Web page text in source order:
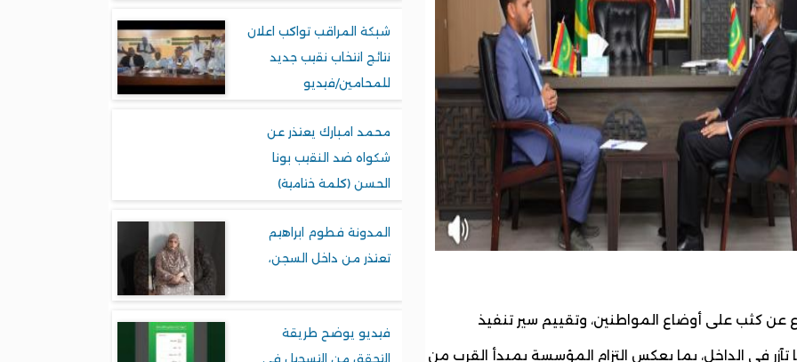
عن كثب على أوضاع المواطنين، وتقييم سير تنفيذ
تآزر في الداخل، بما يعكس التزام المؤسسة بمبدأ القرب من
شبكة المراقب تواكب اعلان
نتائج انتخاب نقيب جديد
للمحامين/فيديو
محمد امبارك يعتذر عن
شكواه ضد النقيب بونا
الحسن (كلمة ختامية)
المدونة فطوم ابراهيم
تعتذر من داخل السجن،
فيديو يوضح طريقة
التحقق من التسجيل في